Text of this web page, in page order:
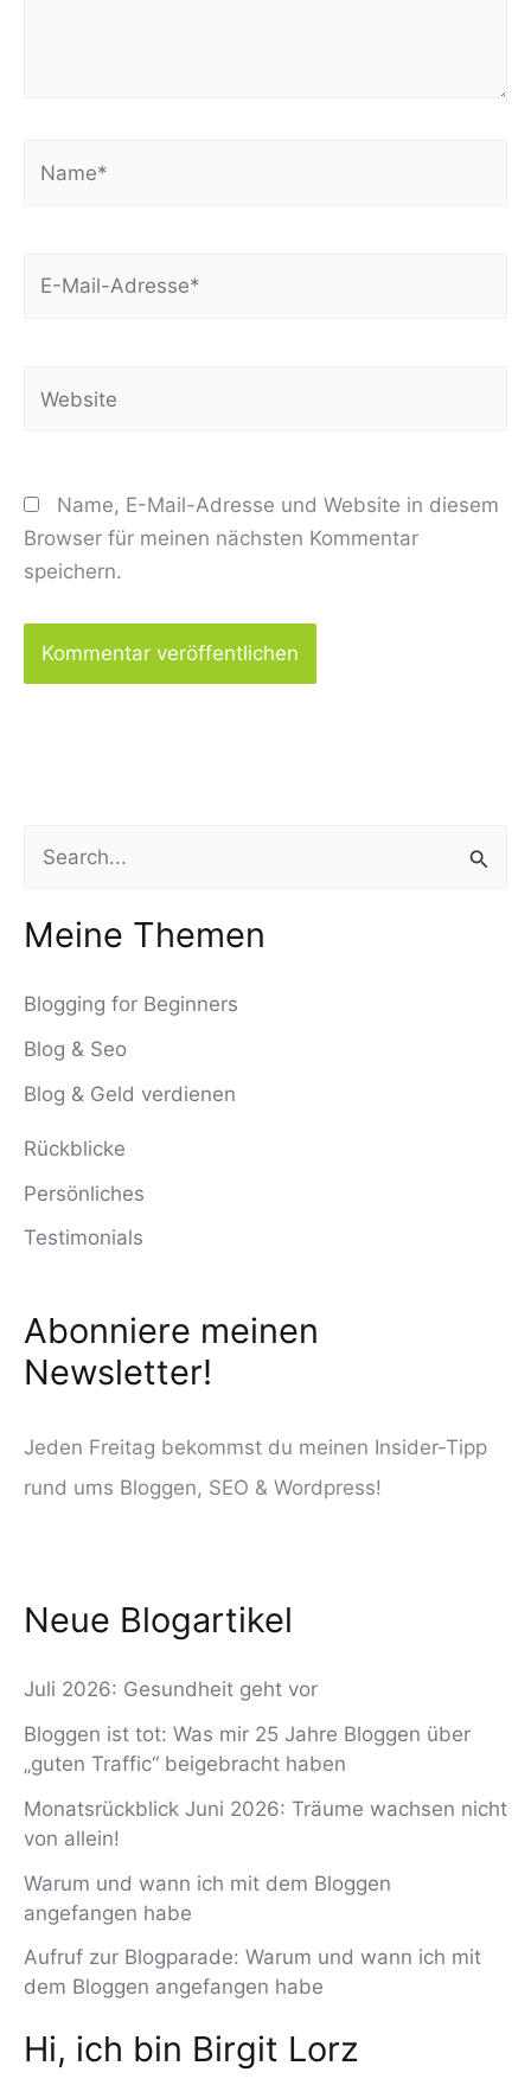
Name, E-Mail-Adresse und Website in diesem
Browser für meinen nächsten Kommentar
speichern.
c
e
n
n
h
Meine Themen
Blogging for Beginners
Blog & Seo
Blog & Geld verdienen
Rückblicke
Persönliches
Testimonials
Abonniere meinen
Newsletter!
Jeden Freitag bekommst du meinen Insider-Tipp
rund ums Bloggen, SEO & Wordpress!
Neue Blogartikel
Juli 2026: Gesundheit geht vor
Bloggen ist tot: Was mir 25 Jahre Bloggen über
„guten Traffic“ beigebracht haben
Monatsrückblick Juni 2026: Träume wachsen nicht
von allein!
Warum und wann ich mit dem Bloggen
angefangen habe
Aufruf zur Blogparade: Warum und wann ich mit
dem Bloggen angefangen habe
Hi, ich bin Birgit Lorz